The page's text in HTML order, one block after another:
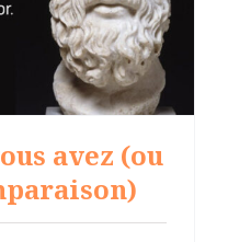
avez (ou